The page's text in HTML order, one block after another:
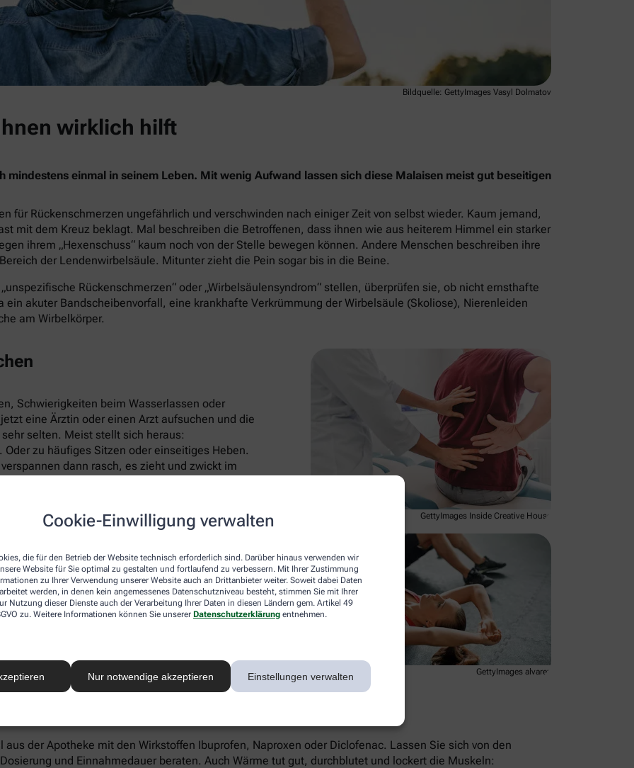
Cookie-Einwilligung verwalten
die für den Betrieb der Website technisch erforderlich sind. Darüber hinaus verwenden wir
Website für Sie optimal zu gestalten und fortlaufend zu verbessern. Mit Ihrer Zustimmung
zu Ihrer Verwendung unserer Website auch an Drittanbieter weiter. Soweit dabei Daten
werden, in denen kein angemessenes Datenschutzniveau besteht, stimmen Sie mit Ihrer
Nutzung dieser Dienste auch der Verarbeitung Ihrer Daten in diesen Ländern gem. Artikel 49
zu. Weitere Informationen können Sie unserer Datenschutzerklärung entnehmen.
Nur notwendige akzeptieren Einstellungen verwalten
Bildquelle: GettyImages Vasyl Dolmatov
wirklich hilft
mindestens einmal in seinem Leben. Mit wenig Aufwand lassen sich diese Malaisen meist gut beseitigen
für Rückenschmerzen ungefährlich und verschwinden nach einiger Zeit von selbst wieder. Kaum jemand,
mit dem Kreuz beklagt. Mal beschreiben die Betroffenen, dass ihnen wie aus heiterem Himmel ein starker
ihrem „Hexenschuss“ kaum noch von der Stelle bewegen können. Andere Menschen beschreiben ihre
der Lendenwirbelsäule. Mitunter zieht die Pein sogar bis in die Beine.
Rückenschmerzen“ oder „Wirbelsäulensyndrom“ stellen, überprüfen sie, ob nicht ernsthafte
akuter Bandscheibenvorfall, eine krankhafte Verkrümmung der Wirbelsäule (Skoliose), Nierenleiden
am Wirbelkörper.
Schwierigkeiten beim Wasserlassen oder
eine Ärztin oder einen Arzt aufsuchen und die
selten. Meist stellt sich heraus:
zu häufiges Sitzen oder einseitiges Heben.
dann rasch, es zieht und zwickt im
kann angegriffen sein. Durch Stress und
sich das auch auf körperlicher Ebene
GettyImages Inside Creative House
Spazieren, walken oder joggen Sie. Hauptsache,
Treten Sie in die Pedale! Fragen Sie im
Bewegung ist meist das Mittel der
Es entwickelt sich dann auch nicht so schnell ein
GettyImages alvarez
der Apotheke mit den Wirkstoffen Ibuprofen, Naproxen oder Diclofenac. Lassen Sie sich von den
und Einnahmedauer beraten. Auch Wärme tut gut, durchblutet und lockert die Muskeln: